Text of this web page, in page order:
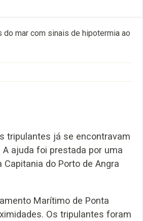
mar com sinais de hipotermia ao
tripulantes já se encontravam
ajuda foi prestada por uma
do Porto de Angra
Marítimo de Ponta
Os tripulantes foram